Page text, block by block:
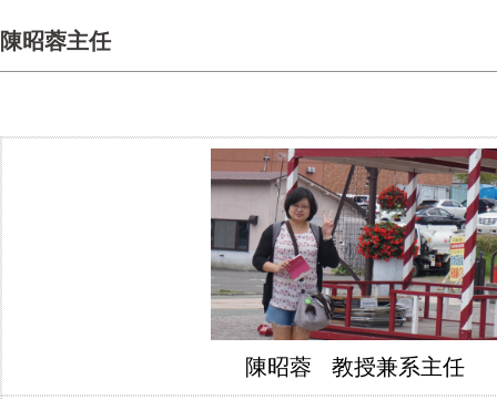
陳昭蓉主任
陳昭蓉 教授兼系主任